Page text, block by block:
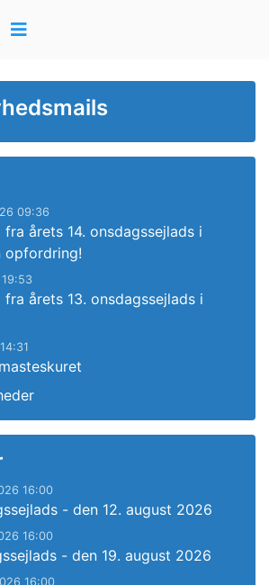
09:36
årets 14. onsdagssejlads i
opfordring!
årets 13. onsdagssejlads i
16:00
- den 12. august 2026
16:00
- den 19. august 2026
16:00